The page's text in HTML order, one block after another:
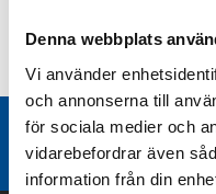
Denna webbplats
Vi använder
och annonserna till
för sociala medier och
vidarebefordrar även
information från din
Teknisk
Liknande